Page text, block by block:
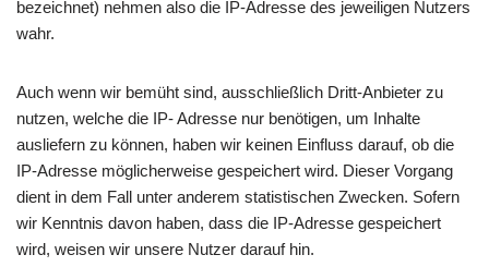
bezeichnet) nehmen also die IP-Adresse des jeweiligen Nutzers
wahr.
Auch wenn wir bemüht sind, ausschließlich Dritt-Anbieter zu
nutzen, welche die IP- Adresse nur benötigen, um Inhalte
ausliefern zu können, haben wir keinen Einfluss darauf, ob die
IP-Adresse möglicherweise gespeichert wird. Dieser Vorgang
dient in dem Fall unter anderem statistischen Zwecken. Sofern
wir Kenntnis davon haben, dass die IP-Adresse gespeichert
wird, weisen wir unsere Nutzer darauf hin.